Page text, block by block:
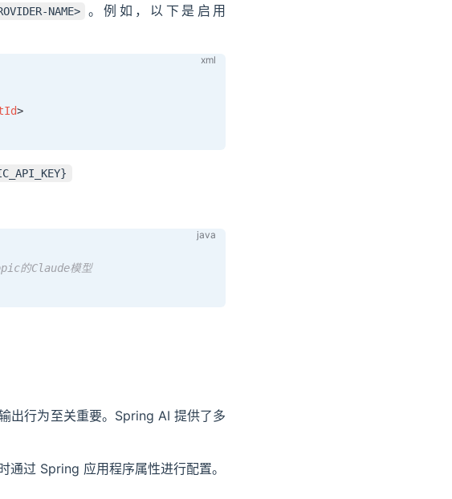
NAME>
。例如，以下是启用
>
的Claude模型
出行为至关重要。Spring AI 提供了多
过 Spring 应用程序属性进行配置。